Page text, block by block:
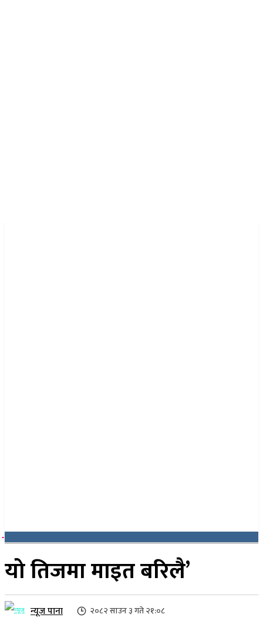
यो तिजमा माइत बरिलै’
न्यूज पाना २०८२ साउन ३ गते २१:०८